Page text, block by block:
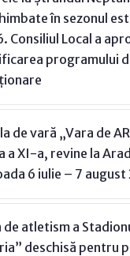
în sezonul
Consiliul Local a
programului
de vară „Vara de
a XI-a, revine la
6 iulie – 7
de atletism a
deschisă pentru